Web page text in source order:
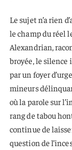
Le sujet n’a rien
le champ du réel
Alexandrian,
broyée, le silence
par un foyer
mineurs
où la parole sur
rang de tabou
continue de
question de